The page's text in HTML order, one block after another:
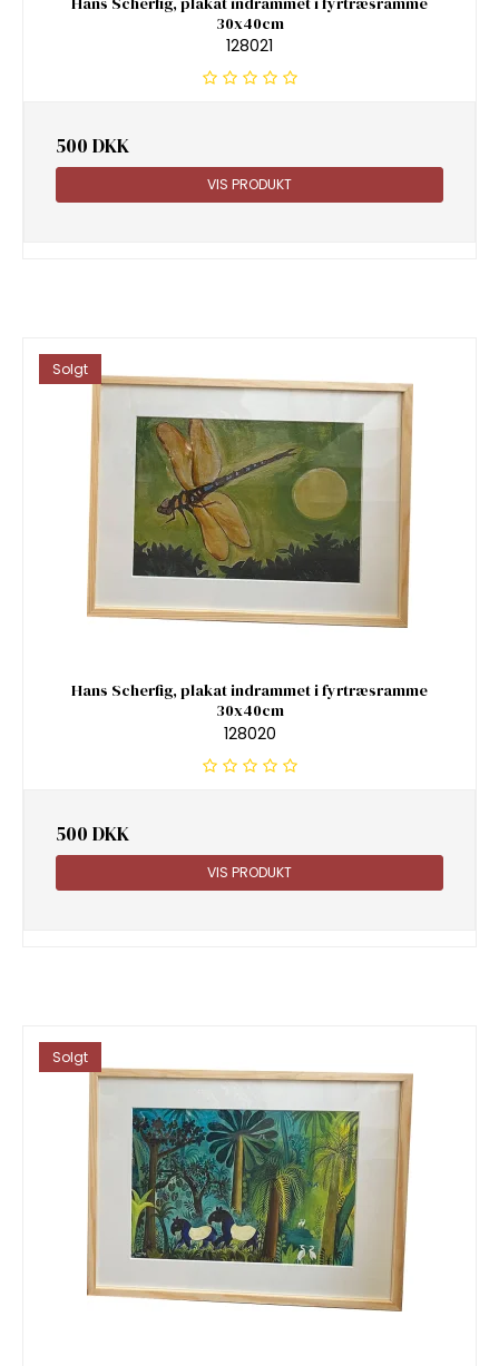
30x40cm
128021
500 DKK
VIS PRODUKT
Solgt
Hans Scherfig, plakat indrammet i fyrtræsramme
30x40cm
128020
500 DKK
VIS PRODUKT
Solgt